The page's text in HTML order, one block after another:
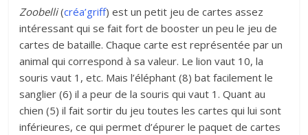
Zoobelli(créa’griff) est un petit jeu de cartes assez
intéressant qui se fait fort de booster un peu le jeu de
cartes de bataille. Chaque carte est représentée par un
animal qui correspond à sa valeur. Le lion vaut 10, la
souris vaut 1, etc. Mais l’éléphant (8) bat facilement le
sanglier (6) il a peur de la souris qui vaut 1. Quant au
chien (5) il fait sortir du jeu toutes les cartes qui lui sont
inférieures, ce qui permet d’épurer le paquet de cartes